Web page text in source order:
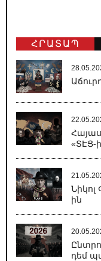
ՀՐԱՏԱՊ
«ՏԷՑ-
Նիկոլ
ին
դեմ